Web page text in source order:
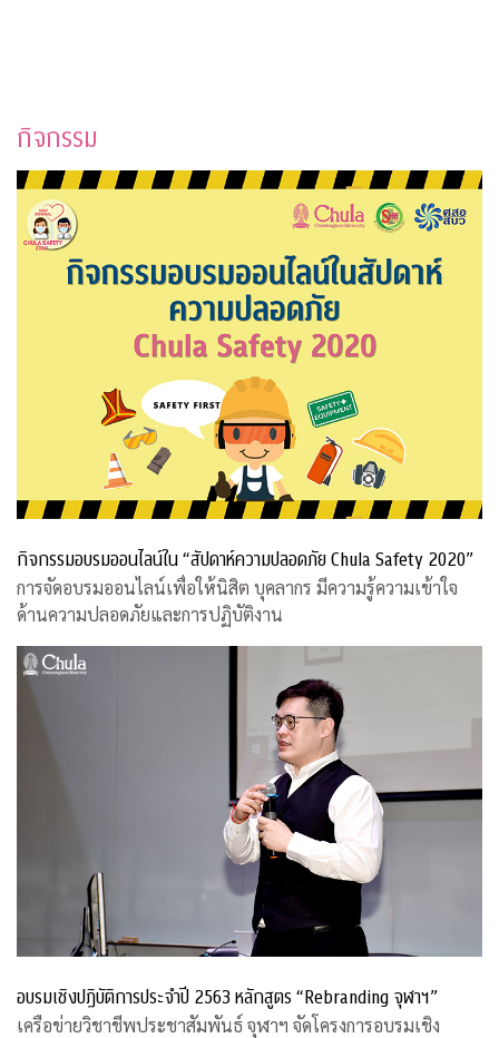
กิจกรรม
กิจกรรมอบรมออนไลน์ใน “สัปดาห์ความปลอดภัย Chula Safety 2020”
การจัดอบรมออนไลน์เพื่อให้นิสิต บุคลากร มีความรู้ความเข้าใจ
ด้านความปลอดภัยและการปฏิบัติงาน
อบรมเชิงปฏิบัติการประจำปี 2563 หลักสูตร “Rebranding จุฬาฯ”
เครือข่ายวิชาชีพประชาสัมพันธ์ จุฬาฯ จัดโครงการอบรมเชิง